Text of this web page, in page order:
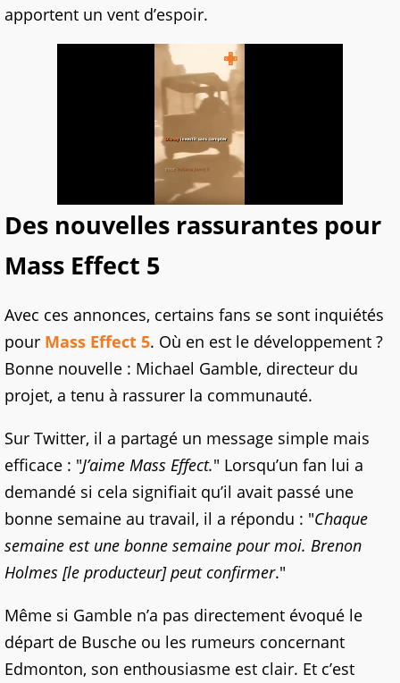
apportent un vent d’espoir.
Des nouvelles rassurantes pour
Mass Effect 5
Avec ces annonces, certains fans se sont inquiétés
pour Mass Effect 5. Où en est le développement ?
Bonne nouvelle : Michael Gamble, directeur du
projet, a tenu à rassurer la communauté.
Sur Twitter, il a partagé un message simple mais
efficace : "J’aime Mass Effect." Lorsqu’un fan lui a
demandé si cela signifiait qu’il avait passé une
bonne semaine au travail, il a répondu : "Chaque
semaine est une bonne semaine pour moi. Brenon
Holmes [le producteur] peut confirmer."
Même si Gamble n’a pas directement évoqué le
départ de Busche ou les rumeurs concernant
Edmonton, son enthousiasme est clair. Et c’est